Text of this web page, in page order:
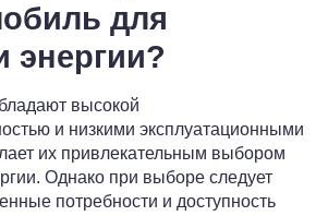
для
энергии?
высокой
и низкими эксплуатационными
их привлекательным выбором
Однако при выборе следует
потребности и доступность